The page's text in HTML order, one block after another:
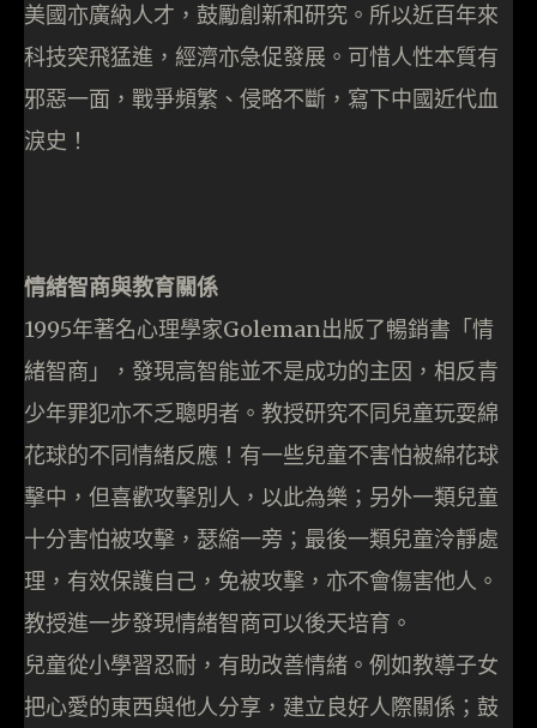
美國亦廣納人才，鼓勵創新和研究。所以近百年來
科技突飛猛進，經濟亦急促發展。可惜人性本質有
邪惡一面，戰爭頻繁、侵略不斷，寫下中國近代血
淚史！
情緒智商與教育關係
1995年著名心理學家Goleman出版了暢銷書「情
緒智商」，發現高智能並不是成功的主因，相反青
少年罪犯亦不乏聰明者。教授研究不同兒童玩耍綿
花球的不同情緒反應！有一些兒童不害怕被綿花球
擊中，但喜歡攻擊別人，以此為樂；另外一類兒童
十分害怕被攻擊，瑟縮一旁；最後一類兒童泠靜處
理，有效保護自己，免被攻擊，亦不會傷害他人。
教授進一步發現情緒智商可以後天培育。
兒童從小學習忍耐，有助改善情緒。例如教導子女
把心愛的東西與他人分享，建立良好人際關係；鼓